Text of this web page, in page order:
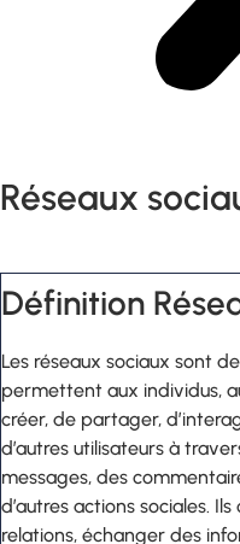
Réseaux
Définition
Les réseaux sociaux sont
permettent aux individus,
créer, de partager,
d’autres utilisateurs à
messages, des
d’autres actions sociales.
relations, échanger des